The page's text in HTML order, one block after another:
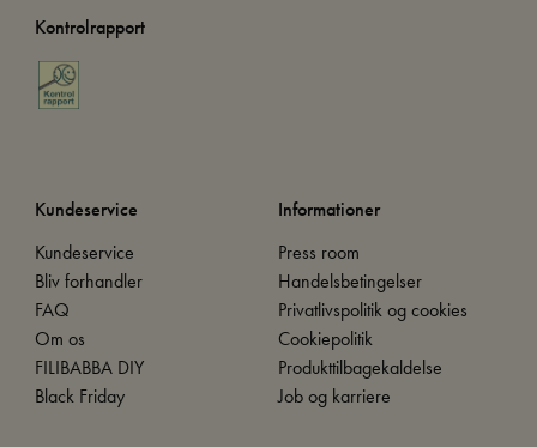
Kontrolrapport
Kundeservice
Kundeservice
Bliv forhandler
FAQ
Om os
FILIBABBA DIY
Black Friday
Informationer
Press room
Handelsbetingelser
Privatlivspolitik og cookies
Cookiepolitik
Produkttilbagekaldelse
Job og karriere